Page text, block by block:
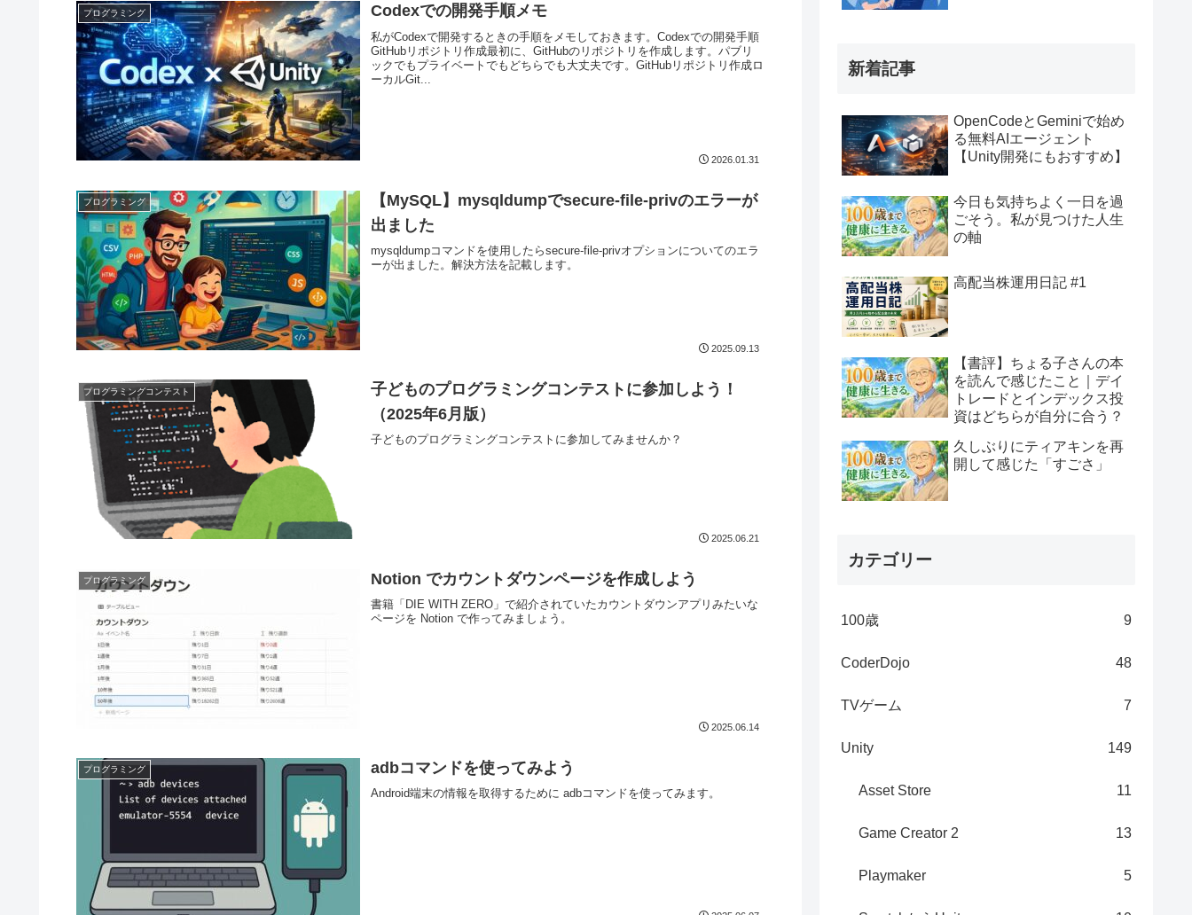
プログラミング Codexでの開発手順メモ
私がCodexで開発するときの手順をメモしておきます。Codexでの開発手順
GitHubリポジトリ作成最初に、GitHubのリポジトリを作成します。パブリ
ックでもプライベートでもどちらでも大丈夫です。GitHubリポジトリ作成ロ
ーカルGit...
2026.01.31
プログラミング
【MySQL】mysqldumpでsecure-file-privのエラーが
出ました
mysqldumpコマンドを使用したらsecure-file-privオプションについてのエラ
ーが出ました。解決方法を記載します。
2025.09.13
プログラミングコンテスト
子どものプログラミングコンテストに参加しよう！
（2025年6月版）
子どものプログラミングコンテストに参加してみませんか？
2025.06.21
プログラミング Notion でカウントダウンページを作成しよう
書籍「DIE WITH ZERO」で紹介されていたカウントダウンアプリみたいな
ページを Notion で作ってみましょう。
2025.06.14
プログラミング adbコマンドを使ってみよう
Android端末の情報を取得するために adbコマンドを使ってみます。
新着記事
OpenCodeとGeminiで始め
る無料AIエージェント
【Unity開発にもおすすめ】
今日も気持ちよく一日を過
ごそう。私が見つけた人生
の軸
高配当株運用日記 #1
【書評】ちょる子さんの本
を読んで感じたこと｜デイ
トレードとインデックス投
資はどちらが自分に合う？
久しぶりにティアキンを再
開して感じた「すごさ」
カテゴリー
100歳 9
CoderDojo 48
TVゲーム 7
Unity 149
Asset Store 11
Game Creator 2 13
Playmaker 5